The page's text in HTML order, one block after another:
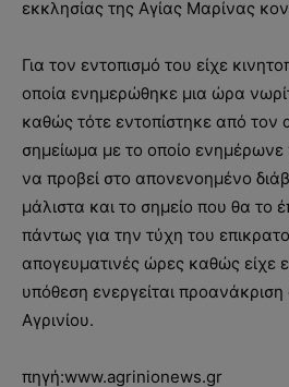
εκκλησίας της Αγίας Μαρίνας
Για τον εντοπισμό του είχε
οποία ενημερώθηκε μια ώρα
καθώς τότε εντοπίστηκε από τον
σημείωμα με το οποίο ενημέρωνε
να προβεί στο απονενοημένο
μάλιστα και το σημείο που θα το
πάντως για την τύχη του
απογευματινές ώρες καθώς είχε
υπόθεση ενεργείται
Αγρινίου.
πηγή:www.agrinionews.gr